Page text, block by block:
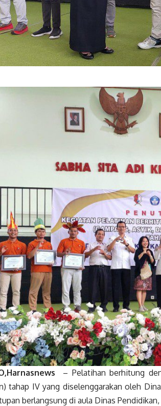
– Pelatihan berhitung
tahap IV yang diselenggarakan oleh
berlangsung di aula Dinas Pendidikan,